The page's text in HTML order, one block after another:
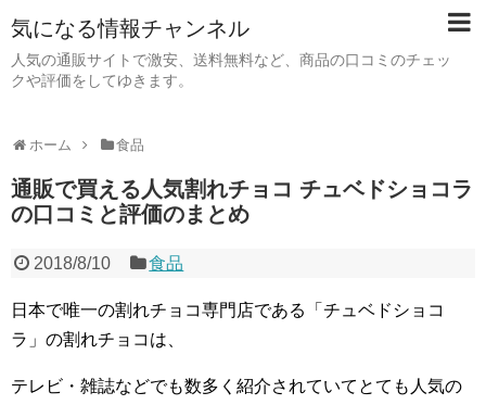
気になる情報チャンネル
人気の通販サイトで激安、送料無料など、商品の口コミのチェッ
クや評価をしてゆきます。
ホーム 食品
通販で買える人気割れチョコ チュベドショコラ
の口コミと評価のまとめ
2018/8/10 食品
日本で唯一の割れチョコ専門店である「チュベドショコ
ラ」の割れチョコは、
テレビ・雑誌などでも数多く紹介されていてとても人気の